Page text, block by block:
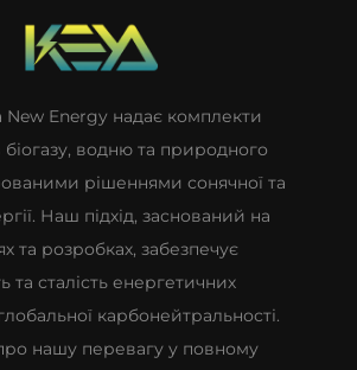
New Energy надає комплекти
біогазу, водню та природного
рішеннями сонячної та
Наш підхід, заснований на
та розробках, забезпечує
та сталість енергетичних
карбонейтральності.
нашу перевагу у повному